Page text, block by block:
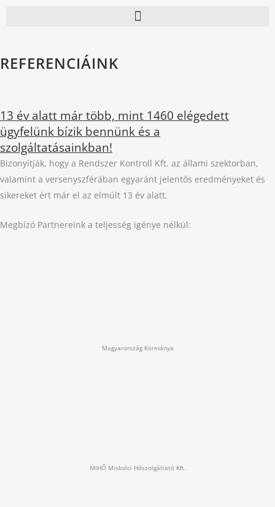
REFERENCIÁINK
13 év alatt már több, mint 1460 elégedett
ügyfelünk bízik bennünk és a
szolgáltatásainkban!
Bizonyítják, hogy a Rendszer Kontroll Kft. az állami szektorban,
valamint a versenyszférában egyaránt jelentős eredményeket és
sikereket ért már el az elmúlt 13 év alatt.
Megbízó Partnereink a teljesség igénye nélkül:
Magyarország Kormánya
MIHŐ Miskolci Hőszolgáltató Kft.